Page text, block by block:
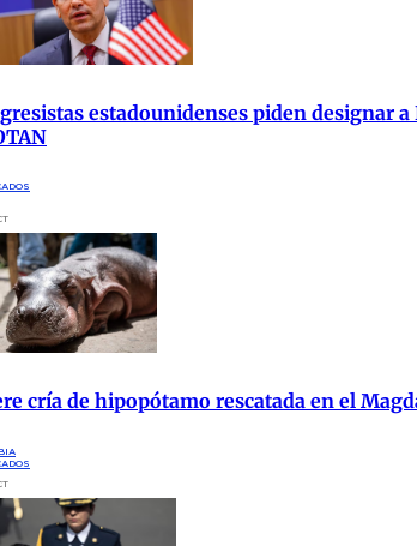
estadounidenses piden designar
cría de hipopótamo rescatada en el